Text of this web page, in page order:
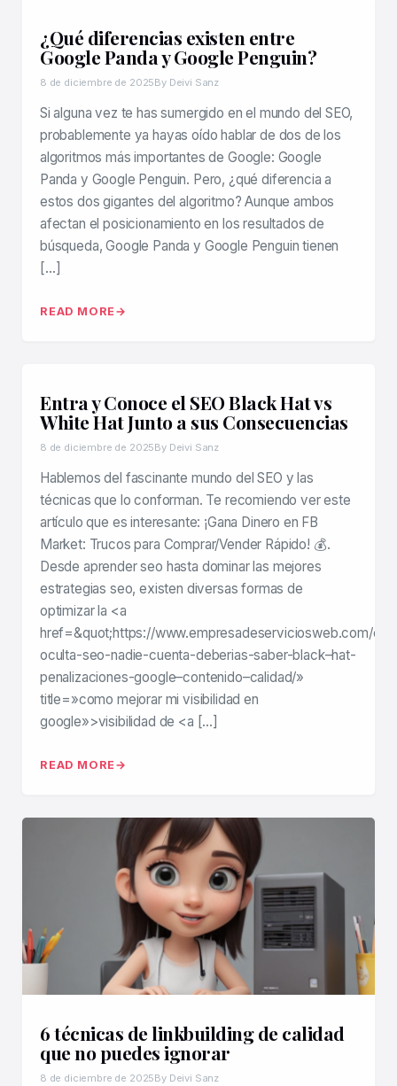
¿Qué diferencias existen entre
Google Panda y Google Penguin?
8 de diciembre de 2025By Deivi Sanz
Si alguna vez te has sumergido en el mundo del SEO,
probablemente ya hayas oído hablar de dos de los
algoritmos más importantes de Google: Google
Panda y Google Penguin. Pero, ¿qué diferencia a
estos dos gigantes del algoritmo? Aunque ambos
afectan el posicionamiento en los resultados de
búsqueda, Google Panda y Google Penguin tienen
[…]
READ MORE
Entra y Conoce el SEO Black Hat vs
White Hat Junto a sus Consecuencias
8 de diciembre de 2025By Deivi Sanz
Hablemos del fascinante mundo del SEO y las
técnicas que lo conforman. Te recomiendo ver este
artículo que es interesante: ¡Gana Dinero en FB
Market: Trucos para Comprar/Vender Rápido! 💰.
Desde aprender seo hasta dominar las mejores
estrategias seo, existen diversas formas de
optimizar la <a
href=&quot;https://www.empresadeserviciosweb.com/
oculta-seo-nadie-cuenta-deberias-saber-black–hat-
penalizaciones-google–contenido–calidad/»
title=»como mejorar mi visibilidad en
google»>visibilidad de <a […]
READ MORE
6 técnicas de linkbuilding de calidad
que no puedes ignorar
8 de diciembre de 2025By Deivi Sanz